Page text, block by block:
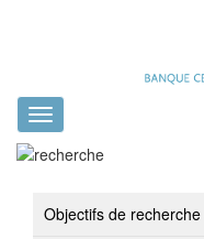
Toggle
navigation
Objectifs de